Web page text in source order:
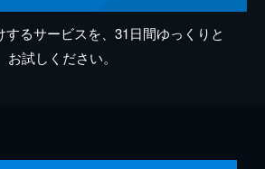
するサービスを、31日間ゆっくりと
お試しください。